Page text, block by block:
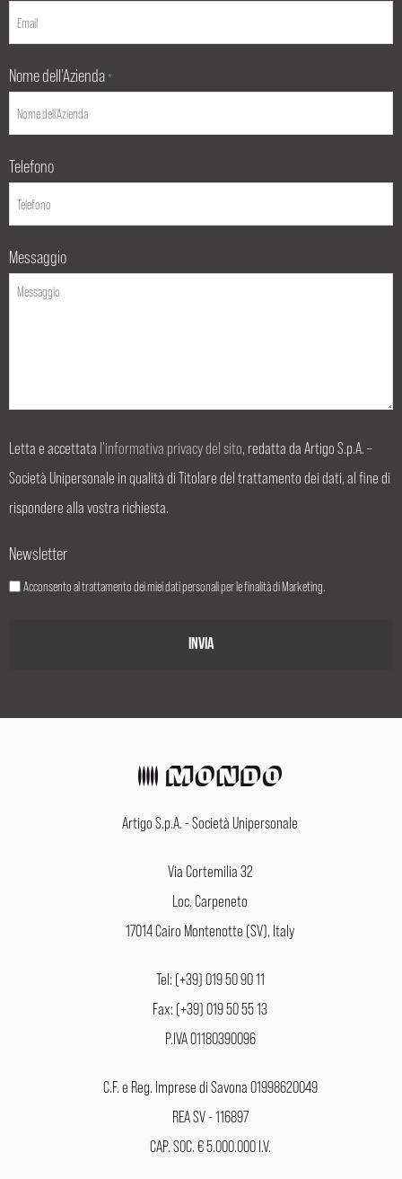
Nome dell'Azienda *
Telefono
Messaggio
Letta e accettata l’informativa privacy del sito, redatta da Artigo S.p.A. –
Società Unipersonale in qualità di Titolare del trattamento dei dati, al fine di
rispondere alla vostra richiesta.
Newsletter
Acconsento al trattamento dei miei dati personali per le finalità di Marketing.
Artigo S.p.A. - Società Unipersonale
Via Cortemilia 32
Loc. Carpeneto
17014 Cairo Montenotte (SV), Italy
Tel: (+39) 019 50 90 11
Fax: (+39) 019 50 55 13
P.IVA 01180390096
C.F. e Reg. Imprese di Savona 01998620049
REA SV - 116897
CAP. SOC. € 5.000.000 I.V.